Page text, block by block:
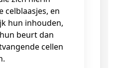
celblaasjes, en
hun inhouden,
beurt dan
cellen